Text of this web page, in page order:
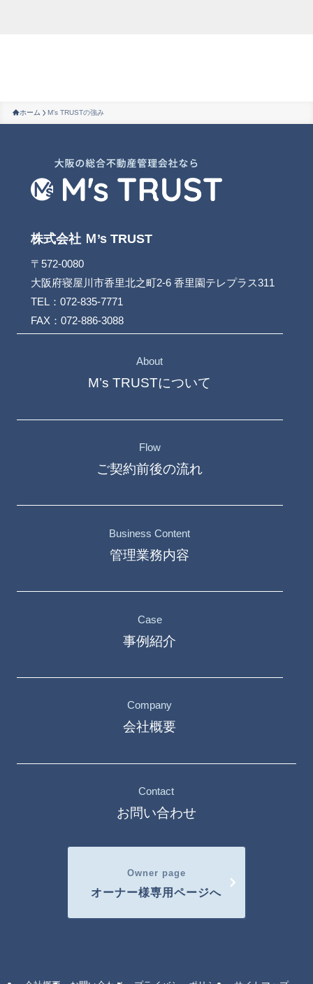
ホーム M’s TRUSTの強み
株式会社 Ｍ’s TRUST
〒572-0080
大阪府寝屋川市香里北之町2-6 香里園テレプラス311
TEL：072-835-7771
FAX：072-886-3088
About
M’s TRUSTについて
Flow
ご契約前後の流れ
Business Content
管理業務内容
Case
事例紹介
Company
会社概要
Contact
お問い合わせ
Owner page
オーナー様専用ページへ